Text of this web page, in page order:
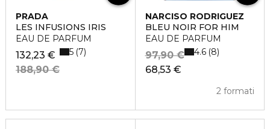
PRADA
LES INFUSIONS IRIS
EAU DE PARFUM
132,23 €
188,90 €
5 7
NARCISO RODRIGUEZ
BLEU NOIR FOR HIM
EAU DE PARFUM
68,53 €
97,90 €
2 formati
4.6 8